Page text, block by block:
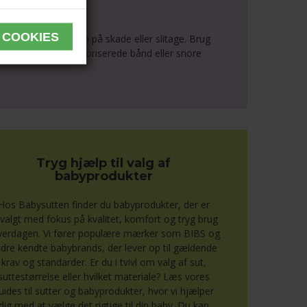
ud ved første tegn på skade eller slitage. Brug
Sæt aldrig uautoriserede bånd eller snore
Tryg hjælp til valg af
babyprodukter
Hos Babysutten finder du babyprodukter, der er
med fokus på kvalitet, komfort og tryg brug
Vi fører populære mærker som BIBS og
kendte babybrands, der lever op til gældende
krav og standarder. Er du i tvivl om valg af sut,
eller hvilket materiale? Læs vores
til sutter og babyprodukter, hvor vi hjælper